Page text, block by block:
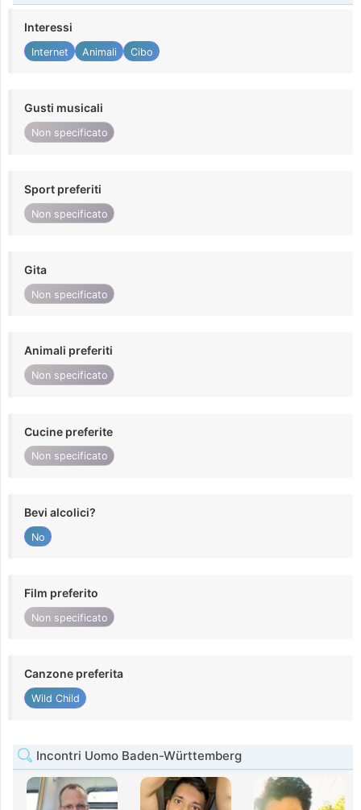
Interessi
Internet Animali Cibo
Gusti musicali
Non specificato
Sport preferiti
Non specificato
Gita
Non specificato
Animali preferiti
Non specificato
Cucine preferite
Non specificato
Bevi alcolici?
No
Film preferito
Non specificato
Canzone preferita
Wild Child
Incontri Uomo Baden-Württemberg